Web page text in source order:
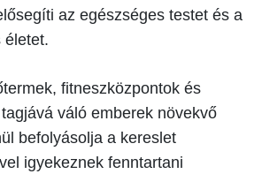
az egészséges testet és a
életet.
fitneszközpontok és
váló emberek növekvő
befolyásolja a kereslet
igyekeznek fenntartani